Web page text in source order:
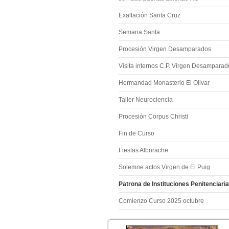
Exaltación Santa Cruz
Semana Santa
Procesión Virgen Desamparados
Visita internos C.P. Virgen
Hermandad Monasterio El Olivar
Taller Neurociencia
Procesión Corpus Christi
Fin de Curso
Fiestas Alborache
Solemne actos Virgen de El Puig
Patrona de Instituciones Penitenciaria
Comienzo Curso 2025 octubre